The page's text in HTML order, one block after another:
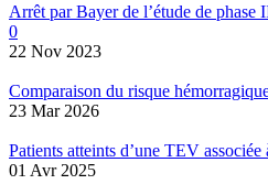
Arrêt par Bayer de l’étude de phase
0
22 Nov 2023
Comparaison du risque
23 Mar 2026
Patients atteints d’une TEV
01 Avr 2025